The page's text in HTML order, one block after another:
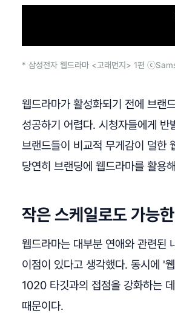
* 삼성전자 웹드라마 <고래먼지> 1편
웹드라마가 활성화되기 전에 브랜
성공하기 어렵다. 시청자들에게
브랜드들이 비교적 무게감이 덜한
당연히 브랜딩에 웹드라마를 활용
작은 스케일로도 가능
웹드라마는 대부분 연애와 관련된
이점이 있다고 생각했다. 동시에 '
1020 타깃과의 접점을 강화하는
때문이다.